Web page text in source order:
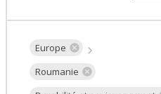
Europe
Roumanie